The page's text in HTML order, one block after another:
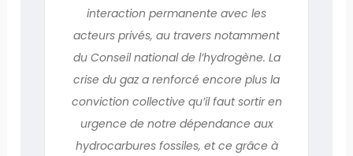
interaction permanente avec les
acteurs privés, au travers notamment
du Conseil national de l’hydrogène. La
crise du gaz a renforcé encore plus la
conviction collective qu’il faut sortir en
urgence de notre dépendance aux
hydrocarbures fossiles, et ce grâce à